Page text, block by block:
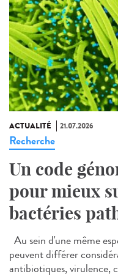
ACTUALITÉ 21.07.2026
Recherche
Un code
pour mieux
bactéries
Au sein d'une même
peuvent différer
antibiotiques, virulence,